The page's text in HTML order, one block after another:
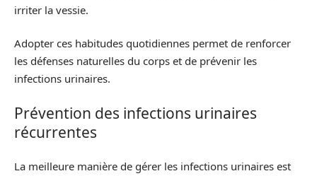
irriter la vessie.
Adopter ces habitudes quotidiennes permet de renforcer
les défenses naturelles du corps et de prévenir les
infections urinaires.
Prévention des infections urinaires
récurrentes
La meilleure manière de gérer les infections urinaires est